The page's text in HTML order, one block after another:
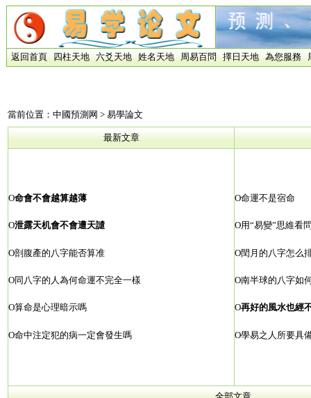
返回首頁 四柱天地 六爻天地 姓名天地 周易百問 擇日天地 為您服務
當前位置： 中國預測网 > 易學論文
最新文章
О命會不會越算越薄
О泄露天机會不會遭天譴
О剖腹產的八字能否算准
О同八字的人為何命運不完全一樣
О算命是心理暗示嗎
О命中注定犯的病一定會發生嗎
О命運不是宿命
О用“易變”思維看
О閏月的八字怎么
О南半球的八字如
О再好的風水也經
О學易之人所要具